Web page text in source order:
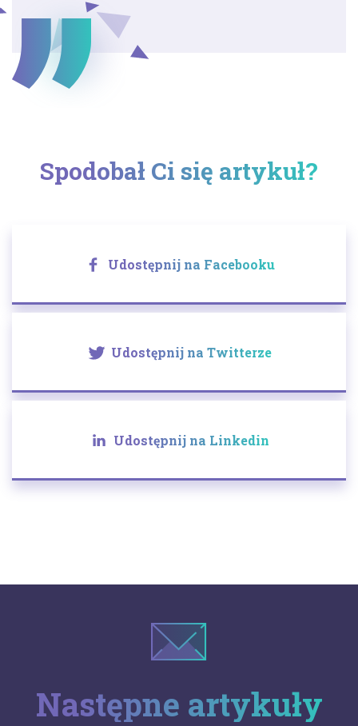
Spodobał Ci się artykuł?
Udostępnij na Facebooku
Udostępnij na Twitterze
Udostępnij na Linkedin
Następne artykuły